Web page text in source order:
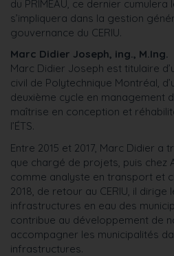
du PRIMEAU, ce dernier
s’impliquera dans la gestion
gouvernance du CERIU.
Marc Didier Joseph, ing., M.Ing.
Marc Didier Joseph est titulaire
civil de Polytechnique Montréal,
deuxième cycle en management
maîtrise en conception et
l’ÉTS.
Entre 2015 et 2017, Marc Didier a
que chargé de projets, puis chez
comme analyste en transport et
2018, de retour au CERIU, il dirige
infrastructures en eau des
contribue au développement de
accompagner les municipalités
infrastructures.